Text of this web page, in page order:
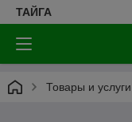
ТАЙГА
Товары и услуги